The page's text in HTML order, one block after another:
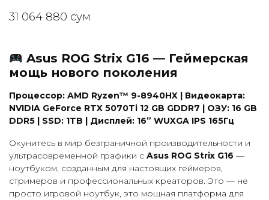
31 064 880 сум
Asus ROG Strix G16 — Геймерская
мощь нового поколения
Процессор: AMD Ryzen™ 9-8940HX | Видеокарта:
NVIDIA GeForce RTX 5070Ti 12 GB GDDR7 | ОЗУ: 16 GB
DDR5 | SSD: 1TB | Дисплей: 16” WUXGA IPS 165Гц
Окунитесь в мир безграничной производительности и
ультрасовременной графики с Asus ROG Strix G16 —
ноутбуком, созданным для настоящих геймеров,
стримеров и профессиональных креаторов. Это — не
просто игровой ноутбук, это мощная платформа для